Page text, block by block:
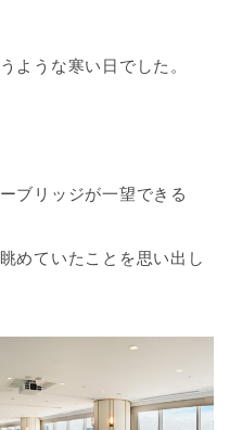
ような寒い日でした。
ブリッジが一望できる
めていたことを思い出し